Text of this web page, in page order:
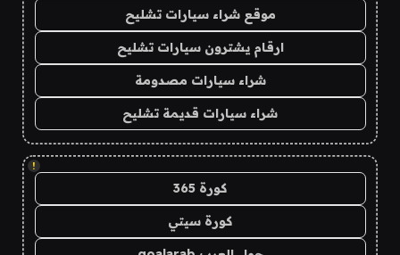
موقع شراء سيارات تشليح
ارقام يشترون سيارات تشليح
شراء سيارات مصدومة
شراء سيارات قديمة تشليح
!
كورة 365
كورة سيتي